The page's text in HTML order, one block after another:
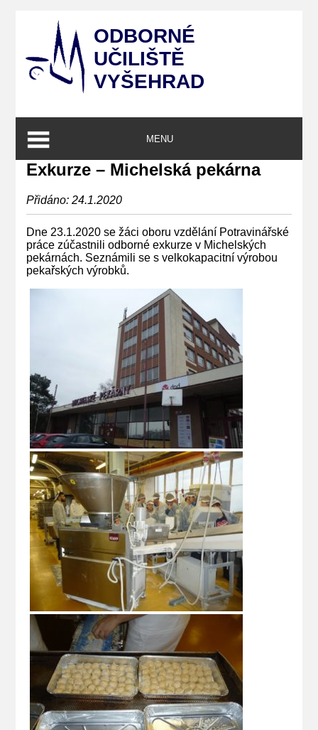
ODBORNÉ
UČILIŠTĚ
VYŠEHRAD
MENU
Exkurze – Michelská pekárna
Přidáno: 24.1.2020
Dne 23.1.2020 se žáci oboru vzdělání Potravinářské
práce zúčastnili odborné exkurze v Michelských
pekárnách. Seznámili se s velkokapacitní výrobou
pekařských výrobků.